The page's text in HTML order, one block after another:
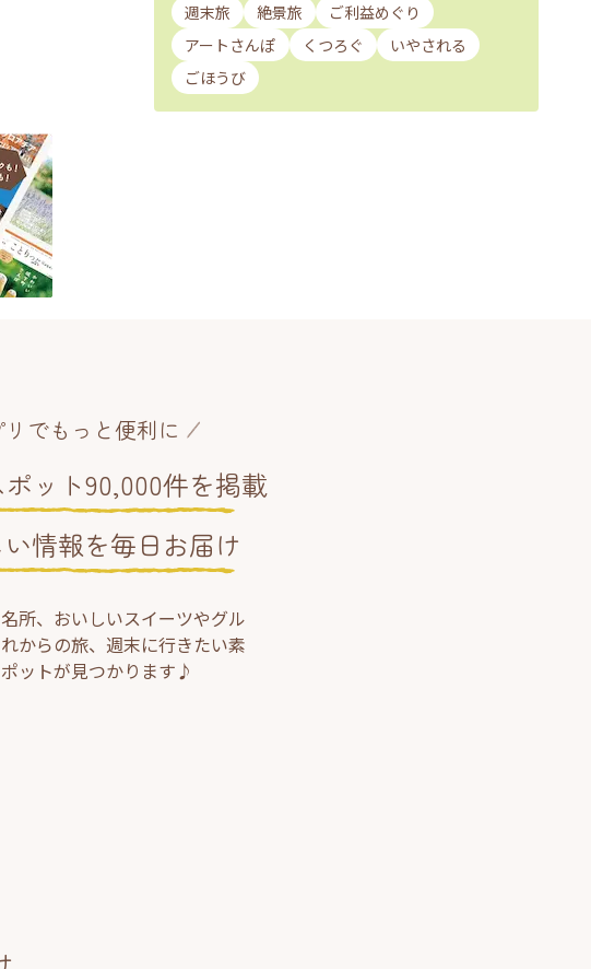
週末旅 絶景旅
ご利益めぐり
アートさんぽ
くつろぐ
いやされる
ごほうび
リでもっと便利に
ット90,000件を掲載
情報を毎日お届け
所、おいしいスイーツやグル
からの旅、週末に行きたい素
ットが見つかります♪